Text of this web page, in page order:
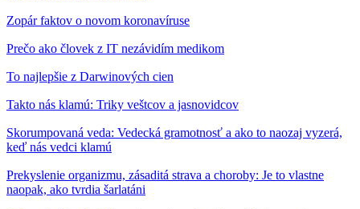
Zopár faktov o novom koronavíruse
Prečo ako človek z IT nezávidím medikom
To najlepšie z Darwinových cien
Takto nás klamú: Triky veštcov a jasnovidcov
Skorumpovaná veda: Vedecká gramotnosť a ako to naozaj vyzerá,
keď nás vedci klamú
Prekyslenie organizmu, zásaditá strava a choroby: Je to vlastne
naopak, ako tvrdia šarlatáni